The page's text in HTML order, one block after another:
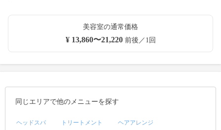
美容室の通常価格
¥ 13,860〜21,220前後／1回
同じエリアで他のメニューを探す
ヘッドスパ トリートメント ヘアアレンジ